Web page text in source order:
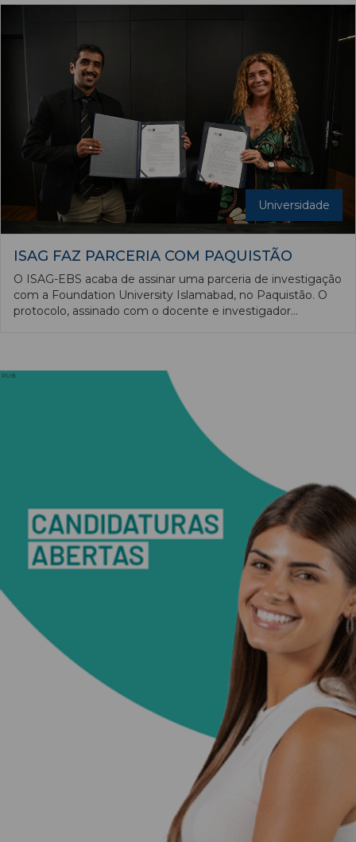
Universidade
ISAG FAZ PARCERIA COM PAQUISTÃO
O ISAG-EBS acaba de assinar uma parceria de investigação
com a Foundation University Islamabad, no Paquistão. O
protocolo, assinado com o docente e investigador
internacional entre as duas instituições.
PUB